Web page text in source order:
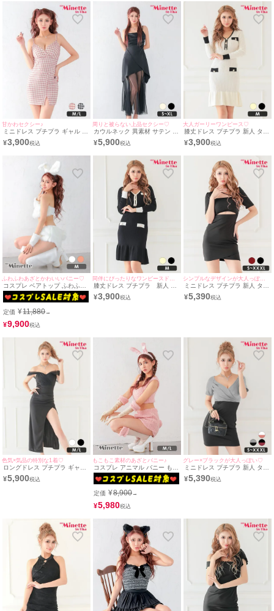
北かほ着用/M〜Lサイズ対応) |
myMinette/マイミネット
ンレッド キャバドレス (波北か
ほ着用/S~XXXLサイズ対応) |
myMinette/マイミネット
ャバドレス (波北かほ着
用/S~XLサイズ対応) |
myMinette/マイミネット
甘かわセクシー♪
ミニドレス プチプラ ギャル タ
イト ツイード 韓国ドレス セク
シー キャミソール 低身長 ピン
¥3,900
周りと被らない上品セクシー♡
カウルネック 異素材 サテン シ
フォン シースルー キャミソ
ール 谷間魅せ フレア ロングド
ャバドレス着用) [myMinette/マ
¥5,900
大人ガーリーワンピース♡
膝丈ドレス プチプラ 新人 タイ
ト 長袖 ワンピース ニット 韓
国 マーメイド 低身長 胸元隠し
(波北かほ着用/Mサイズ対応) |
myMinette/マイミネット
¥3,900
ふわふわあざとかわいいバニー♡
コスプレ ベアトップ ふわふわ
アニマル セクシー バニー [5
点セット] (トップス/ボトム/カ
グカバー)
定価 ¥11,880→
¥9,900
膝丈ドレス プチプラ 新人 タ
イト 長袖 ワンピース ニット
韓国 マーメイド 低身長 胸元隠
¥3,900
シンプルなデザインが大人っぽい♡
ミニドレス プチプラ 新人 タイ
ト ワンピース セクシー ラウン
ジ 半袖 低身長 ウエストカット
¥5,390
色気×気品の特別な1着♡
ロングドレス プチプラ ギャル
タイト オフショル スリット セ
クシー ラウンジ レース 谷間
¥5,900
もこもこ素材のあざとバニー♪
コスプレ アニマル バニー もこ
もこ ランジェリー風 ペア [5点
セット] (トップス/パンツ/手袋/
定価 ¥8,900→
¥5,980
グレー×ブラックが大人っぽい♡
ミニドレス プチプラ 新人 タイ
ト 半袖 低身長 谷間 グレー 黒
バイカラー シンプル ガーリー
¥5,390